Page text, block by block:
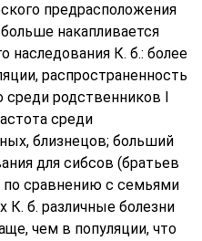
предрасположения
накапливается
наследования К. б.: более
распространенность
среди родственников I
среди
близнецов; больший
для сибсов (братьев
по сравнению с семьями
К. б. различные болезни
чем в популяции, что